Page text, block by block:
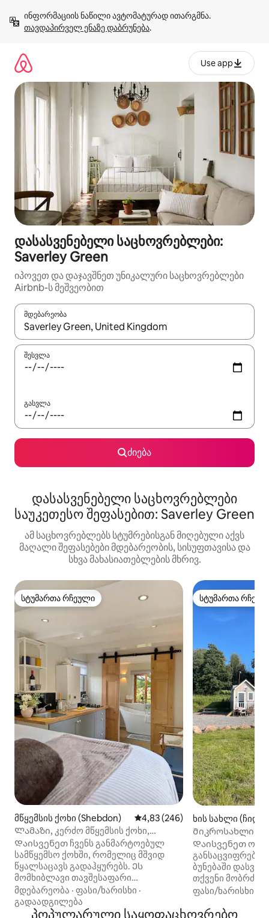
გადასვლა
თავდაპირველ ენაზე დაბრუნება.
Use app
დასასვენებელი საცხოვრებლები:
Saverley Green
იპოვეთ და დაჯავშნეთ უნიკალური საცხოვრებლები
Airbnb-ს მეშვეობით
მდებარეობა
როცა შედეგები ხელმისაწვდომი გახდება, ნავიგაციისთვის
შესვლა
გასვლა
ძიება
დასასვენებელი საცხოვრებლები
საუკეთესო შეფასებით: Saverley Green
ამ საცხოვრებლებს სტუმრებისგან მიღებული აქვს
მაღალი შეფასებები მდებარეობის, სისუფთავისა და
სხვა მახასიათებლების მხრივ.
სტუმართა რჩეული
სტუმართა რჩეული
მწყემსის ქოხი (Shebdon) საშუალო შეფასებაა 5‑დან
4,83 (246)
Ლამაზი, კერძო მწყემსის ქოხი,
რომელიც ტბას გადაჰყურებს
Დაისვენეთ ჩვენს განმარტოებულ
სამწყემსო ქოხში, რომელიც მშვიდ
წყალსაცავს გადაჰყურებს. Ეს
მომხიბლავი თავშესაფარი
გთავაზობთ სრულ
კონფიდენციალურობასა და წყლის
განსაცვიფრებელ ხედებს.
მდებარეობა · ფასი/ხარისხი ·
გადაადგილება
სტუმართა
სტუმართა
ხის სახლი
Მიკროსახლი
Დაისვენეთ
ბუნებაში დასვენება Კეთილი
თქვენი
მომხიბლავი
მდებარეობს.
ფასი/ხარისხი
პოპულარული საყოფაცხოვრებო